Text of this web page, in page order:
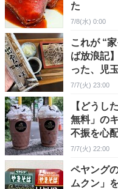
た
7/8(水) 0:00
これが “
ば放浪記
った、児
（1人前
7/7(火) 23:00
【どうし
無料」の
不振を心
味しく頂
7/7(火) 22:00
ペヤング
ムクン」